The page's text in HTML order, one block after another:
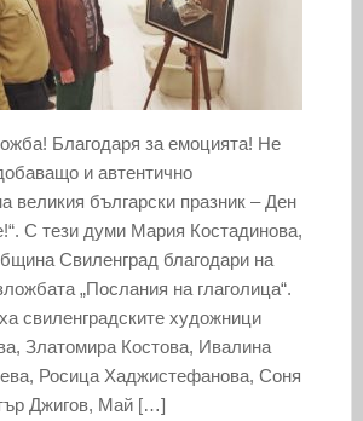
Благодаря за емоцията! Не
и автентично
великия български празник – Ден
С тези думи Мария Костадинова,
Свиленград благодари на
„Послания на глаголица“.
свиленградските художници
Златомира Костова, Ивалина
Росица Хаджистефанова, Соня
Джигов, Май […]